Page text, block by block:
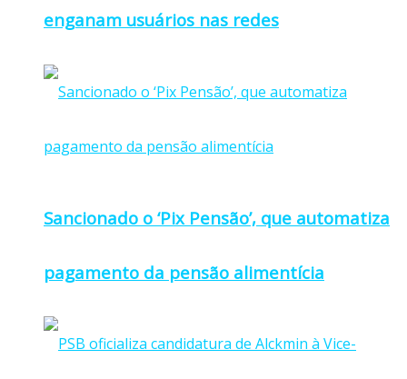
enganam usuários nas redes
Sancionado o ‘Pix Pensão’, que automatiza
pagamento da pensão alimentícia